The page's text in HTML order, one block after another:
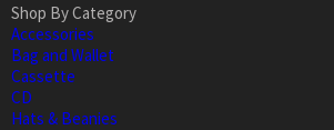
Shop By Category
Accessories
Bag and Wallet
Cassette
CD
Hats & Beanies